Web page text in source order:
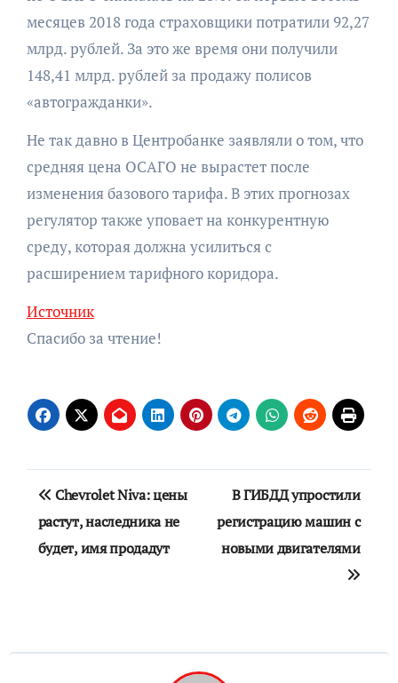
месяцев 2018 года страховщики потратили 92,27
млрд. рублей. За это же время они получили
148,41 млрд. рублей за продажу полисов
«автогражданки».
Не так давно в Центробанке заявляли о том, что
средняя цена ОСАГО не вырастет после
изменения базового тарифа. В этих прогнозах
регулятор также уповает на конкурентную
среду, которая должна усилиться с
расширением тарифного коридора.
Источник
Спасибо за чтение!
Навигация
по
записям
Chevrolet Niva: цены
растут, наследника не
будет, имя продадут
В ГИБДД упростили
регистрацию машин с
новыми двигателями